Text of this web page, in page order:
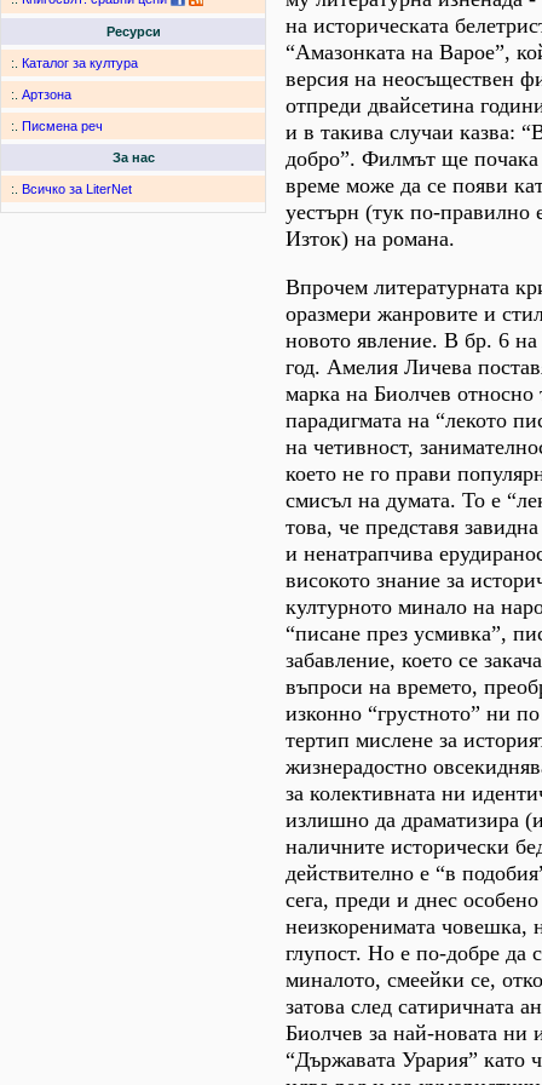
Ресурси
:. Каталог за култура
:. Артзона
:. Писмена реч
За нас
:. Всичко за LiterNet
на историческата
“Амазонката на Варое”,
версия на неосъществен
отпреди двайсетина
и в такива случаи казва:
добро”. Филмът ще
време може да се появи
уестърн (тук по-правилно
Изток) на романа.
Впрочем литературната
оразмери жанровите и
новото явление. В бр. 6 на
год. Амелия Личева
марка на Биолчев относно
парадигмата на “лекото
на четивност,
което не го прави
смисъл на думата. То е
това, че представя
и ненатрапчива
високото знание за
културното минало на
“писане през усмивка”,
забавление, което се
въпроси на времето,
изконно “грустното” ни
тертип мислене за
жизнерадостно
за колективната ни
излишно да драматизира
наличните исторически
действително е “в
сега, преди и днес
неизкоренимата човешка,
глупост. Но е по-добре да
миналото, смеейки се,
затова след сатиричната
Биолчев за най-новата ни
“Държавата Урария” като